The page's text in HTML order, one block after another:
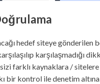
hedef siteye gönderilen
karşılaşmadığı
sizi farklı kaynaklara /
bir kontrol ile denetim altına